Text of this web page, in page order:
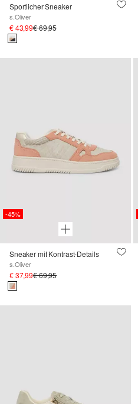
Sportlicher Sneaker
s.Oliver
€ 43,99€ 69,95
-45%
Sneaker mit Kontrast-Details
s.Oliver
€ 37,99€ 69,95